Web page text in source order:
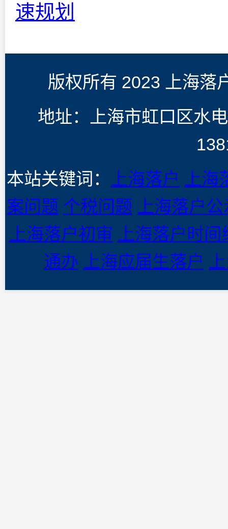
速规划
版权所有 2023 上海落
地址：上海市虹口区水
本站关键词：
上海落户
上
案问题 个税问题
上海落户
上海落户初审
上海落户时间
通办
上海应届生落户